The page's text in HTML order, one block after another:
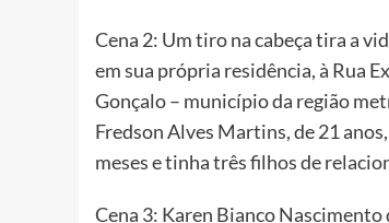
Cena 2: Um tiro na cabeça tira a
em sua própria residência, à Rua
Gonçalo – município da região
Fredson Alves Martins, de 21
meses e tinha três filhos de
Cena 3: Karen Bianco